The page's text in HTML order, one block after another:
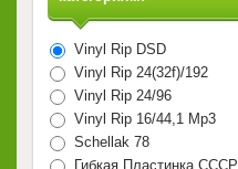
Vinyl Rip DSD
Vinyl Rip 24(32f)/192
Vinyl Rip 24/96
Vinyl Rip 16/44,1 Mp3
Schellak 78
Гибкая Пластинка СССР